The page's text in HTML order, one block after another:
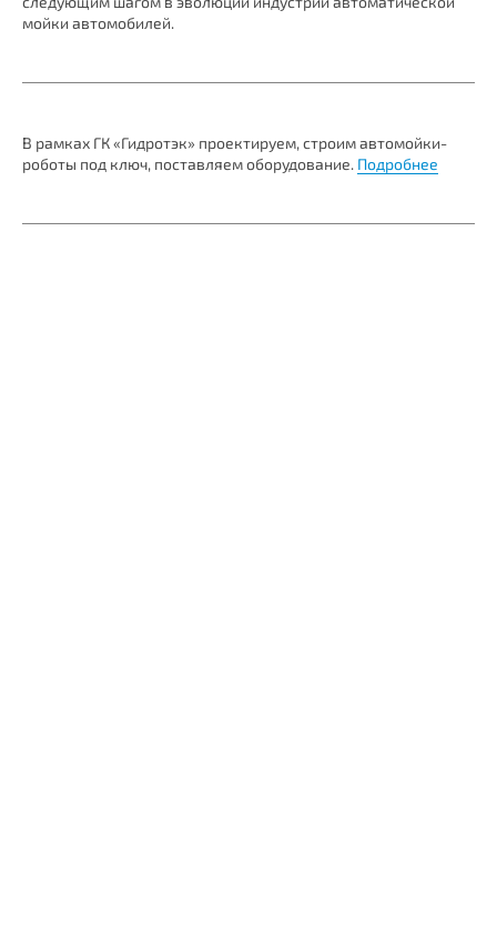
мойки автомобилей.
В рамках ГК «Гидротэк» проектируем, строим автомойки-
роботы под ключ, поставляем оборудование. Подробнее